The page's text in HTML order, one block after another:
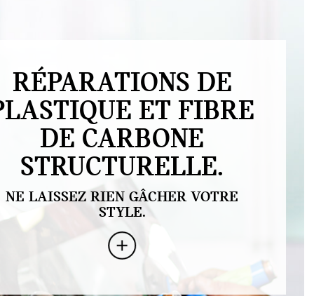
RÉPARATIONS DE
ET FIBRE
DE CARBONE
STRUCTURELLE.
NE LAISSEZ RIEN GÂCHER VOTRE
STYLE.